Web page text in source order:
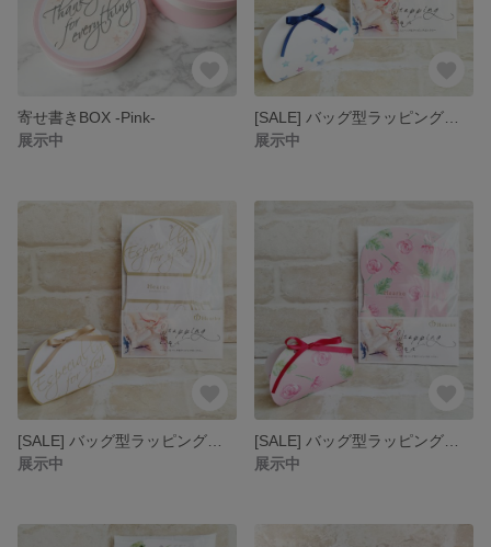
寄せ書きBOX -Pink-
展示中
展示中
展示中
展示中